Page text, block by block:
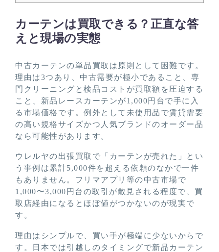
カーテンは買取できる？正直な答
えと現場の実態
中古カーテンの単品買取は原則として困難です。
理由は3つあり、中古需要が極小であること、専
門クリーニングと検品コストが買取額を圧迫する
こと、新品レースカーテンが1,000円台で手に入
る市場価格です。例外として未使用品で賃貸需要
の高い規格サイズかつ人気ブランドのオーダー品
なら可能性があります。
ウレルヤの出張買取で「カーテンが売れた」とい
う事例は累計5,000件を超える依頼のなかで一件
もありません。フリマアプリ等の中古市場で
1,000〜3,000円台の取引が散見される程度で、買
取店経由になるとほぼ値がつかないのが現実で
す。
理由はシンプルで、買い手が極端に少ないからで
す。日本では引越しのタイミングで新品カーテン